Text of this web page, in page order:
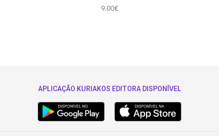
9.00€
APLICAÇÃO KURIAKOS EDITORA DISPONÍVEL